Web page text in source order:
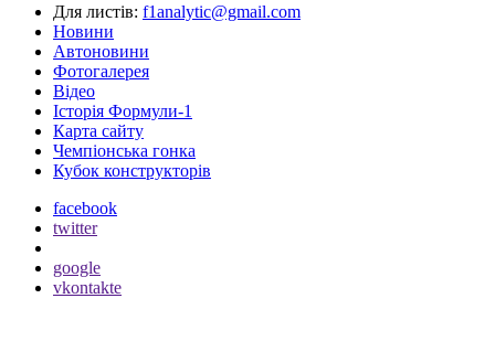
Для листів: f1analytic@gmail.com
Новини
Автоновини
Фотогалерея
Відео
Історія Формули-1
Карта сайту
Чемпіонська гонка
Кубок конструкторів
facebook
twitter
google
vkontakte